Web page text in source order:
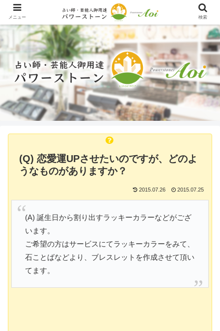
(Q) 恋愛運UPさせたいのですが、どのよ
うなものがありますか？
2015.07.26 2015.07.25
(A) 誕生日から割り出すラッキーカラーなどがござ
います。
ご希望の方はサービスにてラッキーカラーをみて、
石ことばなどより、ブレスレットを作成させて頂い
てます。
メニュー 検索